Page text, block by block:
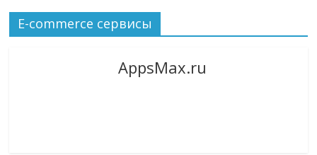
E-commerce сервисы
AppsMax.ru